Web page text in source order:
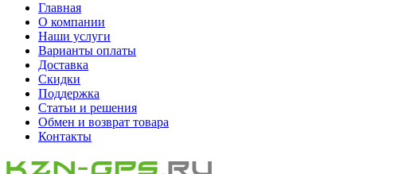
Главная
О компании
Наши услуги
Варианты оплаты
Доставка
Скидки
Поддержка
Статьи и решения
Обмен и возврат товара
Контакты